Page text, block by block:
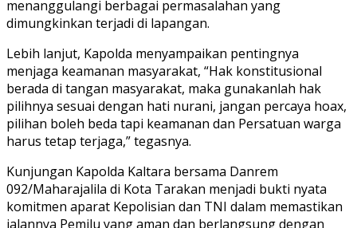
menanggulangi berbagai permasalahan yang
dimungkinkan terjadi di lapangan.
Lebih lanjut, Kapolda menyampaikan pentingnya
menjaga keamanan masyarakat, “Hak konstitusional
berada di tangan masyarakat, maka gunakanlah hak
pilihnya sesuai dengan hati nurani, jangan percaya hoax,
pilihan boleh beda tapi keamanan dan Persatuan warga
harus tetap terjaga,” tegasnya.
Kunjungan Kapolda Kaltara bersama Danrem
092/Maharajalila di Kota Tarakan menjadi bukti nyata
komitmen aparat Kepolisian dan TNI dalam memastikan
jalannya Pemilu yang aman dan berlangsung dengan